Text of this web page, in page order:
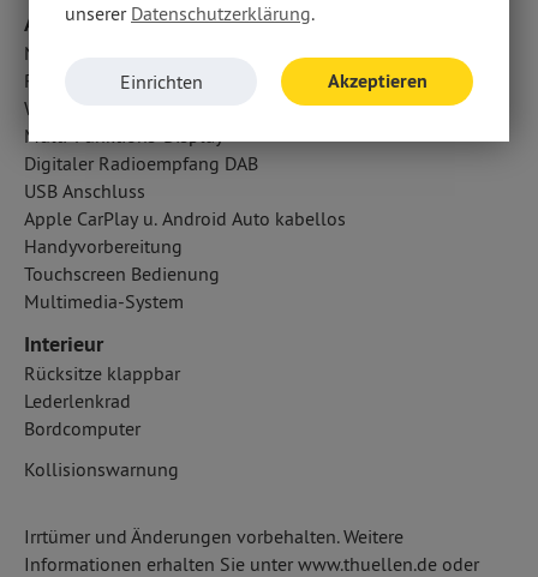
Audio & Kommunikation
Navigationssystem
Radio
WLAN Hotspot
Multi-Funktions-Display
Digitaler Radioempfang DAB
USB Anschluss
Apple CarPlay u. Android Auto kabellos
Handyvorbereitung
Touchscreen Bedienung
Multimedia-System
Interieur
Rücksitze klappbar
Lederlenkrad
Bordcomputer
Kollisionswarnung
Irrtümer und Änderungen vorbehalten. Weitere
Informationen erhalten Sie unter www.thuellen.de oder
unserer Datenschutzerklärung.
Einrichten Akzeptieren